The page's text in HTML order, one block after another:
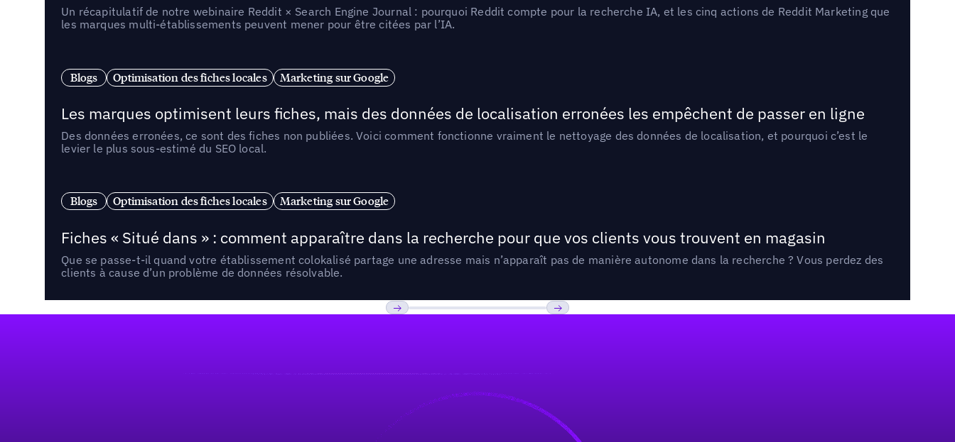
Un récapitulatif de notre webinaire Reddit × Search Engine Journal : pourquoi Reddit compte pour la recherche IA, et les cinq actions de Reddit Marketing que
les marques multi-établissements peuvent mener pour être citées par l’IA.
Blogs Optimisation des fiches locales Marketing sur Google
Les marques optimisent leurs fiches, mais des données de localisation erronées les empêchent de passer en ligne
Des données erronées, ce sont des fiches non publiées. Voici comment fonctionne vraiment le nettoyage des données de localisation, et pourquoi c’est le
levier le plus sous-estimé du SEO local.
Blogs Optimisation des fiches locales Marketing sur Google
Fiches « Situé dans » : comment apparaître dans la recherche pour que vos clients vous trouvent en magasin
Que se passe-t-il quand votre établissement colokalisé partage une adresse mais n’apparaît pas de manière autonome dans la recherche ? Vous perdez des
clients à cause d’un problème de données résolvable.